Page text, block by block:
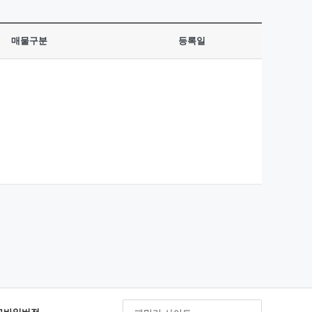
매물구분 등록일